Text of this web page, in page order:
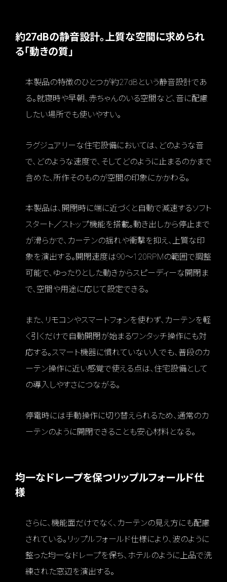
約27dBの静音設計。上質な空間に求められ
る「動きの質」
本製品の特徴のひとつが約27dBという静音設計であ
る。就寝時や早朝、赤ちゃんのいる空間など、音に配慮
したい場所でも使いやすい。
ラグジュアリーな住宅設備においては、どのような音
で、どのような速度で、そしてどのように止まるのかまで
含めた、所作そのものが空間の印象にかかわる。
本製品は、開閉時に端に近づくと自動で減速するソフト
スタート／ストップ機能を搭載。動き出しから停止まで
が滑らかで、カーテンの揺れや衝撃を抑え、上質な印
象を演出する。開閉速度は90〜120RPMの範囲で調整
可能で、ゆったりとした動きからスピーディーな開閉ま
で、空間や用途に応じて設定できる。
また、リモコンやスマートフォンを使わず、カーテンを軽
く引くだけで自動開閉が始まるワンタッチ操作にも対
応する。スマート機器に慣れていない人でも、普段のカ
ーテン操作に近い感覚で使える点は、住宅設備として
の導入しやすさにつながる。
停電時には手動操作に切り替えられるため、通常のカ
ーテンのように開閉できることも安心材料となる。
均一なドレープを保つリップルフォールド仕
様
さらに、機能面だけでなく、カーテンの見え方にも配慮
されている。リップルフォールド仕様により、波のように
整った均一なドレープを保ち、ホテルのように上品で洗
練された窓辺を演出する。